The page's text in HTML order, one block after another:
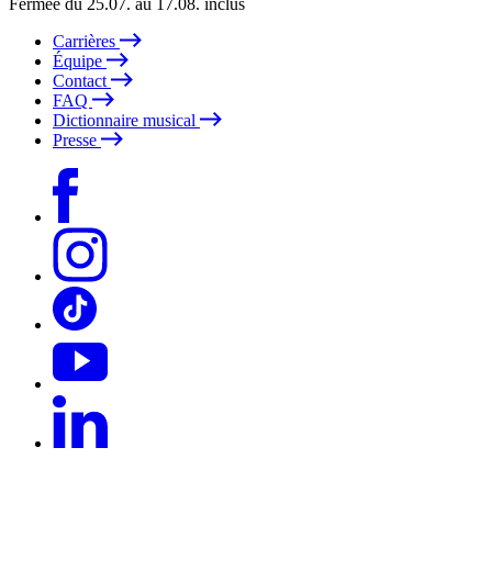
Carrières
Équipe
Contact
FAQ
Dictionnaire musical
Presse